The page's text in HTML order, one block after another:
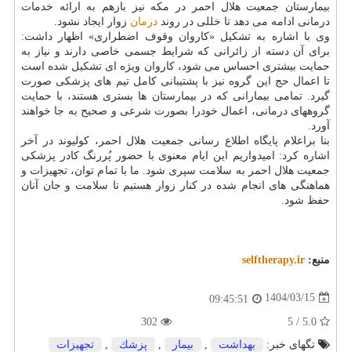
بیمارستان جمعیت هلال احمر در مکه نیز بازهم به ارائه خدمات
درمانی ادامه می دهد تا خللی در روند درمان زوار ایجاد نشود.
وی با اشاره به تشکیل «کاروان وقوف اضطراری» اظهار داشت:
برای آن دسته از زائرانی که شرایط جسمی خاصی دارند و نیاز به
حمایت بیشتری احساس می شود، کاروان ویژه ای تشکیل شده است
تا اعمال حج این گروه نیز با پشتیبانی کامل تیم های پزشکی صورت
گیرد. تمامی بیمارانی که در بیمارستان ها بستری هستند، با حمایت
گروههای درمانی، اعمال خودرا بصورت شرعی و صحیح به جا خواهند
آورد.
بنا براعلام پایگاه اطلاع رسانی جمعیت هلال احمر، کولیوند در آخر
اشاره کرد: امیدواریم این ایام معنوی با حضور پُررنگ کادر پزشکی
جمعیت هلال احمر به سلامت سپری شود. ما با تمام توان، تجهیزات و
هماهنگی های انجام شده در کنار زوار هستیم تا سلامت و جان آنان
حفظ شود.
منبع: selftherapy.ir
1404/03/15
09:45:51
تگهای خبر:
بهداشت بیمار پزشك تجهیزات